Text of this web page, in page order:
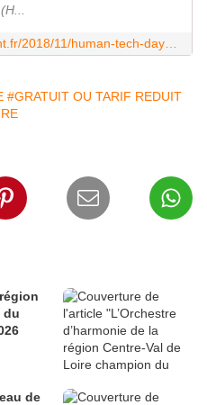
#GRATUIT OU TARIF REDUIT
du
de